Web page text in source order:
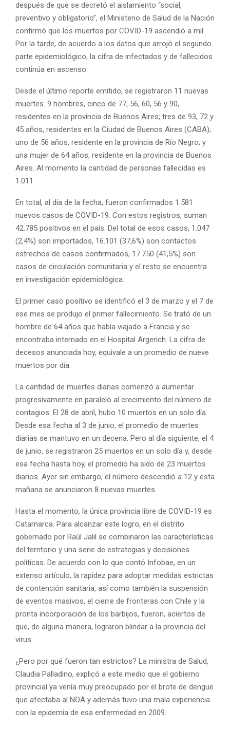
después de que se decretó el aislamiento “social,
preventivo y obligatorio”, el Ministerio de Salud de la Nación
confirmó que los muertos por COVID-19 ascendió a mil.
Por la tarde, de acuerdo a los datos que arrojó el segundo
parte epidemiológico, la cifra de infectados y de fallecidos
continúa en ascenso.
Desde el último reporte emitido, se registraron 11 nuevas
muertes. 9 hombres, cinco de 77, 56, 60, 56 y 90,
residentes en la provincia de Buenos Aires; tres de 93, 72 y
45 años, residentes en la Ciudad de Buenos Aires (CABA);
uno de 56 años, residente en la provincia de Río Negro; y
una mujer de 64 años, residente en la provincia de Buenos
Aires. Al momento la cantidad de personas fallecidas es
1.011.
En total, al día de la fecha, fueron confirmados 1.581
nuevos casos de COVID-19. Con estos registros, suman
42.785 positivos en el país. Del total de esos casos, 1.047
(2,4%) son importados, 16.101 (37,6%) son contactos
estrechos de casos confirmados, 17.750 (41,5%) son
casos de circulación comunitaria y el resto se encuentra
en investigación epidemiológica.
El primer caso positivo se identificó el 3 de marzo y el 7 de
ese mes se produjo el primer fallecimiento. Se trató de un
hombre de 64 años que había viajado a Francia y se
encontraba internado en el Hospital Argerich. La cifra de
decesos anunciada hoy, equivale a un promedio de nueve
muertos por día.
La cantidad de muertes diarias comenzó a aumentar
progresivamente en paralelo al crecimiento del número de
contagios. El 28 de abril, hubo 10 muertos en un solo día.
Desde esa fecha al 3 de junio, el promedio de muertes
diarias se mantuvo en un decena. Pero al día siguiente, el 4
de junio, se registraron 25 muertos en un solo día y, desde
esa fecha hasta hoy, el promedio ha sido de 23 muertos
diarios. Ayer sin embargo, el número descendió a 12 y esta
mañana se anunciaron 8 nuevas muertes.
Hasta el momento, la única provincia libre de COVID-19 es
Catamarca. Para alcanzar este logro, en el distrito
gobernado por Raúl Jalil se combinaron las características
del territorio y una serie de estrategias y decisiones
políticas. De acuerdo con lo que contó Infobae, en un
extenso artículo, la rapidez para adoptar medidas estrictas
de contención sanitaria, así como también la suspensión
de eventos masivos, el cierre de fronteras con Chile y la
pronta incorporación de los barbijos, fueron, aciertos de
que, de alguna manera, lograron blindar a la provincia del
virus.
¿Pero por qué fueron tan estrictos? La ministra de Salud,
Claudia Palladino, explicó a este medio que el gobierno
provincial ya venía muy preocupado por el brote de dengue
que afectaba al NOA y además tuvo una mala experiencia
con la epidemia de esa enfermedad en 2009.